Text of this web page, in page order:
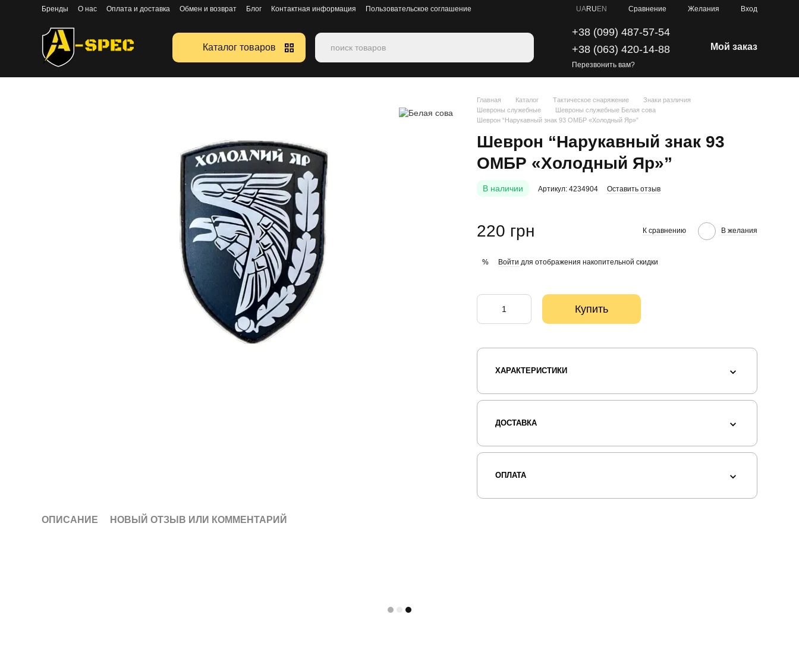
Перейти к основному контенту
Бренды О нас Оплата и доставка Обмен и возврат Блог Контактная информация
Пользовательское соглашение
UARU EN Сравнение Желания Вход
Каталог товаров
+38 (099) 487-57-54
+38 (063) 420-14-88
Перезвонить вам?
Мой заказ
Главная Каталог Тактическое снаряжение
Знаки различия
Шевроны служебные
Шевроны служебные Белая сова
Шеврон “Нарукавный знак 93 ОМБР «Холодный Яр»”
Шеврон “Нарукавный знак 93
ОМБР «Холодный Яр»”
В наличии Артикул: 4234904 Оставить отзыв
220 грн К сравнению В желания
% Войти для отображения накопительной скидки
Купить
ХАРАКТЕРИСТИКИ
ДОСТАВКА
ОПЛАТА
ОПИСАНИЕ НОВЫЙ ОТЗЫВ ИЛИ КОММЕНТАРИЙ